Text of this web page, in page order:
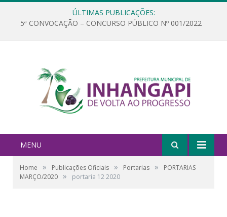
ÚLTIMAS PUBLICAÇÕES:
5ª CONVOCAÇÃO – CONCURSO PÚBLICO Nº 001/2022
MENU
Home » Publicações Oficiais » Portarias »
PORTARIAS
MARÇO/2020 » portaria 12 2020